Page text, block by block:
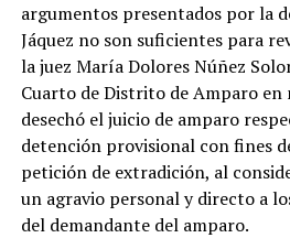
argumentos presentados por la
Jáquez no son suficientes para
la juez María Dolores Núñez
Cuarto de Distrito de Amparo en
desechó el juicio de amparo
detención provisional con fines
petición de extradición, al
un agravio personal y directo a
del demandante del amparo.